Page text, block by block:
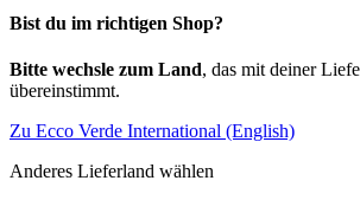
Bist du im richtigen Shop?
Bitte wechsle zum Land, das mit deiner
übereinstimmt.
Zu Ecco Verde International (English)
Anderes Lieferland wählen